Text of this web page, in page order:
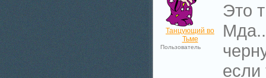
Танцующий во
Тьме
Пользователь
Это
если